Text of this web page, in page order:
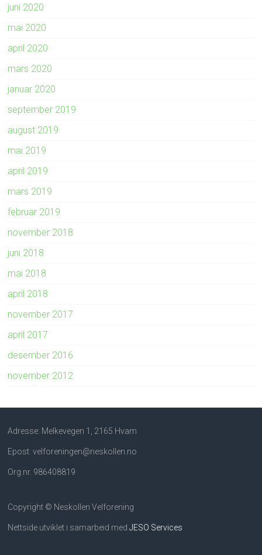
juni 2020
mai 2020
april 2020
mars 2020
januar 2020
september 2019
august 2019
mai 2019
april 2019
mars 2019
februar 2019
november 2018
juni 2018
mai 2018
april 2018
november 2017
april 2017
desember 2016
november 2012
Adresse: Melkevegen 1, 2165 Hvam
Epost: velforeningen@neskollen.no
Org.nr. 986408819
Copyright © Neskollen Velforening
Nettside utviklet i samarbeid medJESO Services